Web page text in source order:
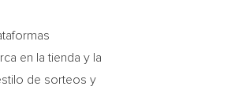
en la tienda y la
de sorteos y